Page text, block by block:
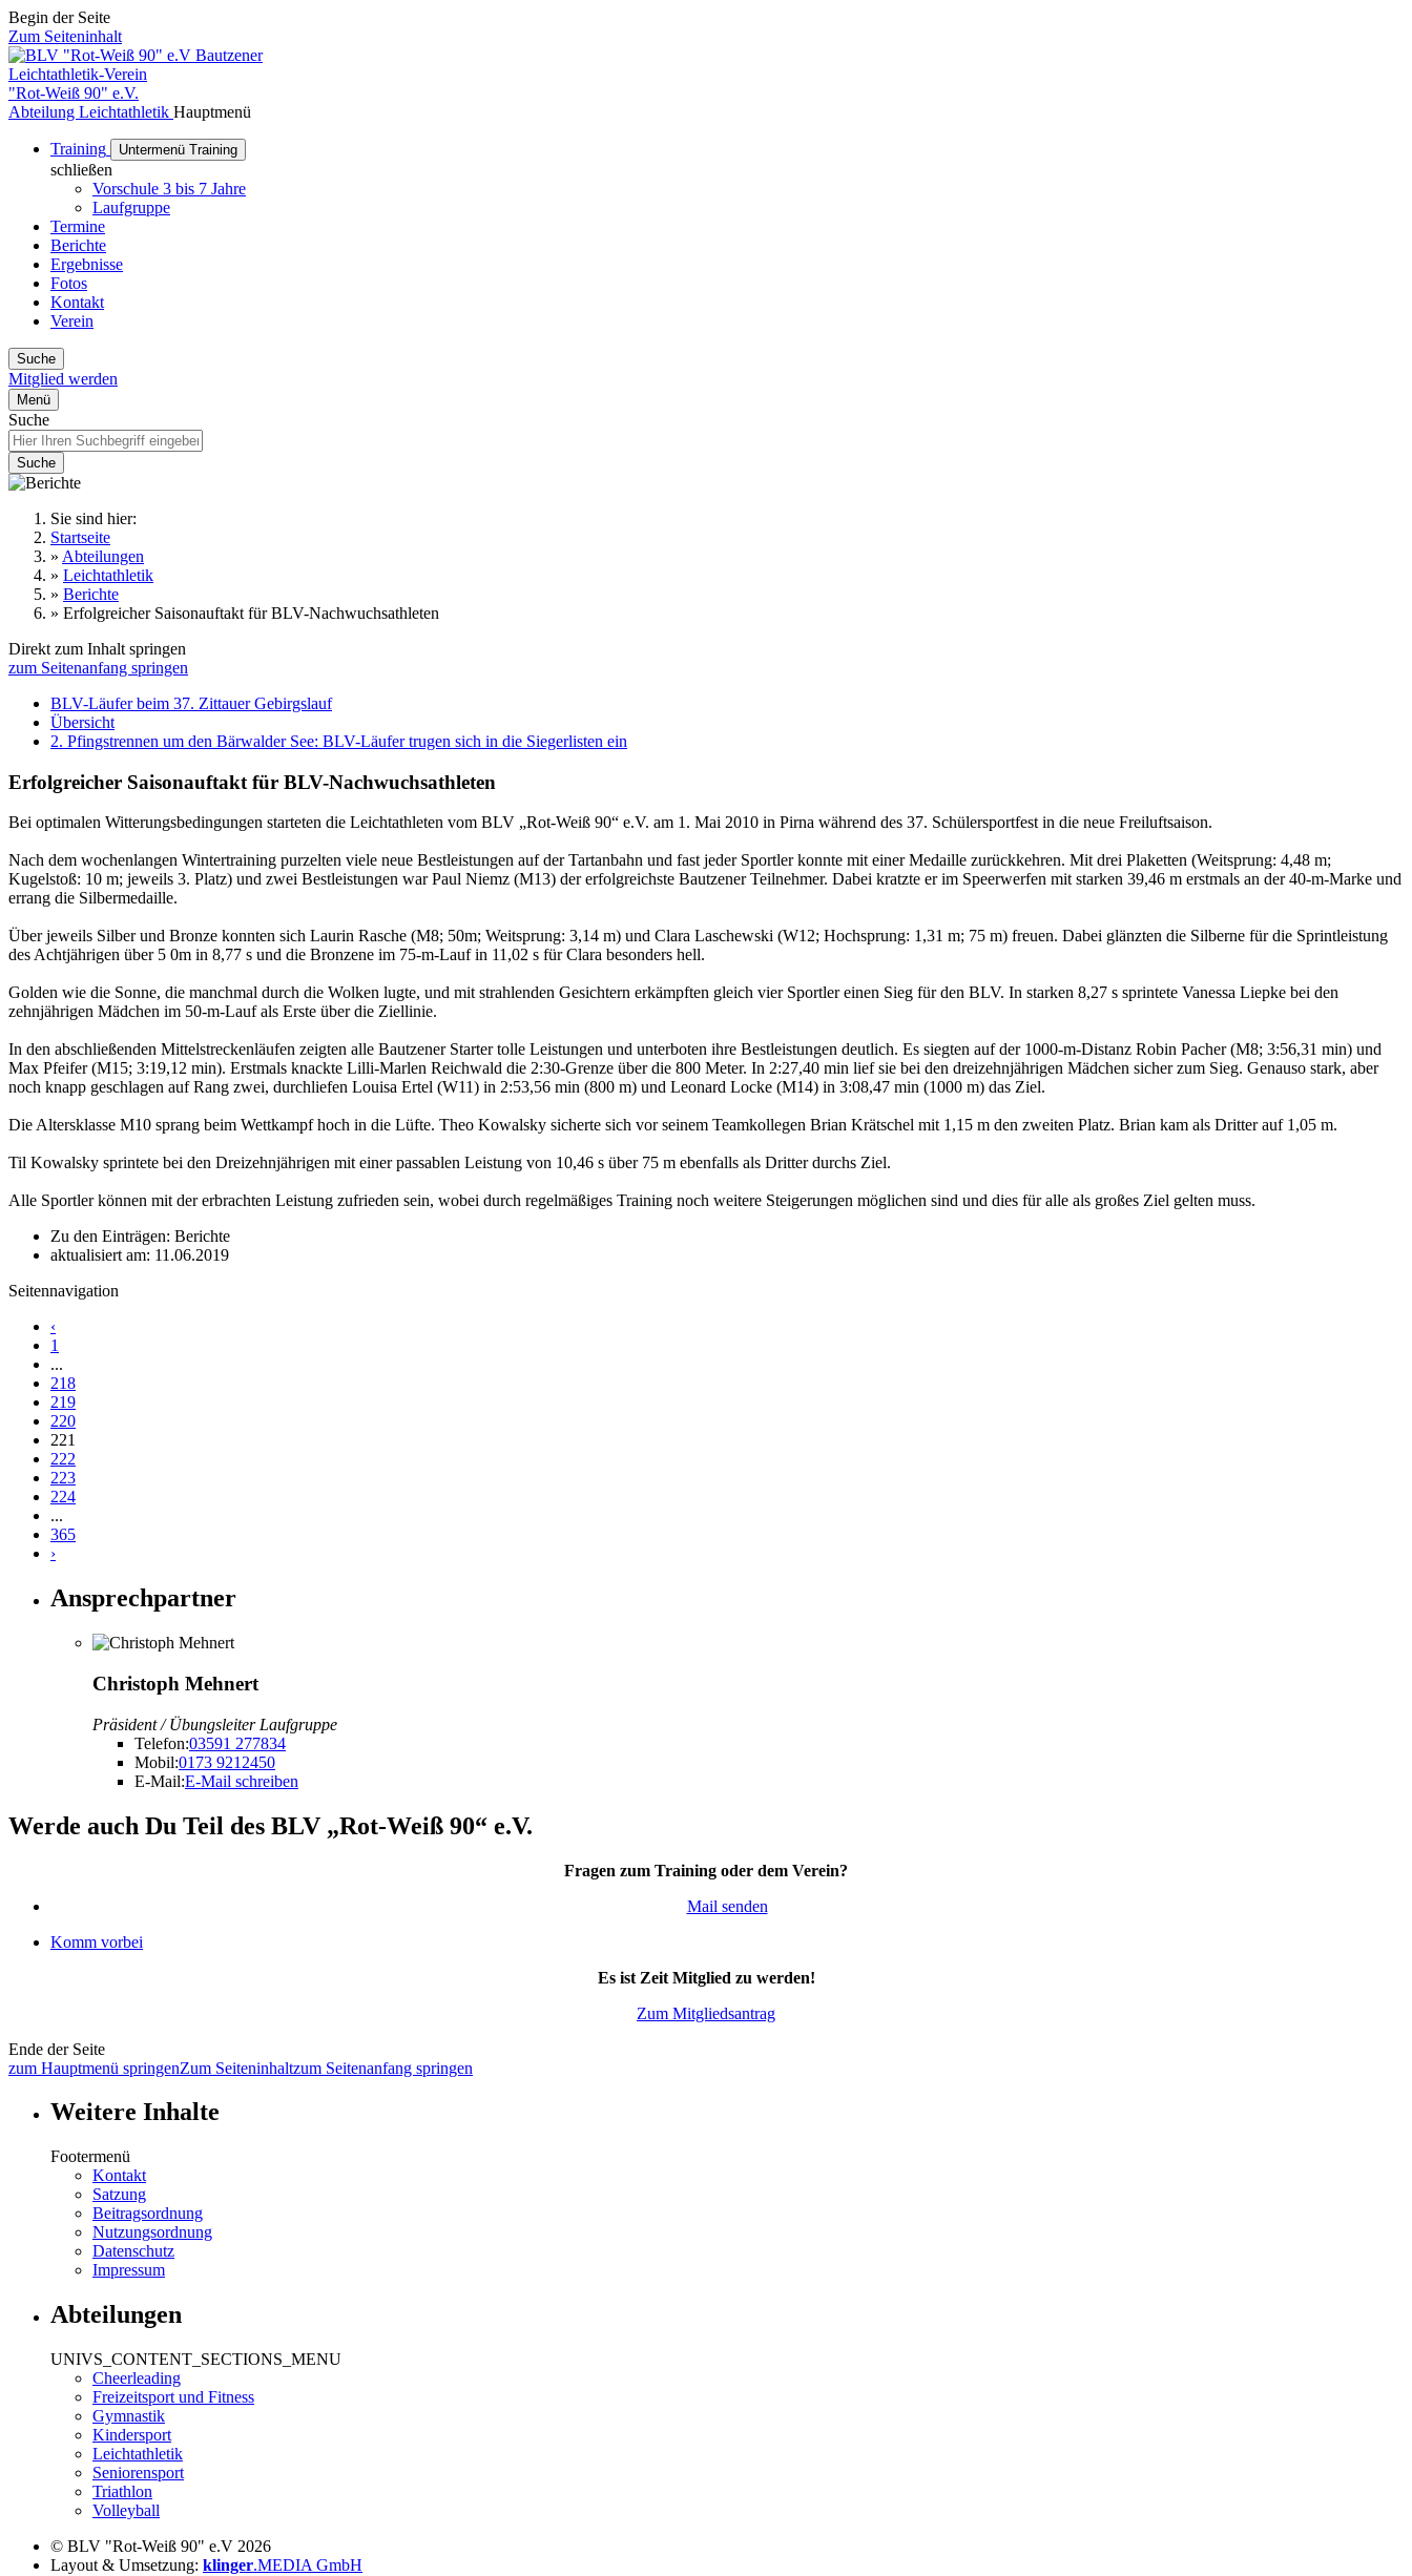
Begin der Seite
Zum Seiteninhalt
Bautzener
Leichtathletik-Verein
"Rot-Weiß 90" e.V.
Abteilung Leichtathletik Hauptmenü
Training Untermenü Training
schließen
Vorschule 3 bis 7 Jahre
Laufgruppe
Termine
Berichte
Ergebnisse
Fotos
Kontakt
Verein
Suche
Mitglied werden
Menü
Suche
Suche
Sie sind hier:
Startseite
» Abteilungen
» Leichtathletik
» Berichte
» Erfolgreicher Saisonauftakt für BLV-Nachwuchsathleten
Direkt zum Inhalt springen
zum Seitenanfang springen
BLV-Läufer beim 37. Zittauer Gebirgslauf
Übersicht
2. Pfingstrennen um den Bärwalder See: BLV-Läufer trugen sich in die Siegerlisten ein
Erfolgreicher Saisonauftakt für BLV-Nachwuchsathleten
Bei optimalen Witterungsbedingungen starteten die Leichtathleten vom BLV „Rot-Weiß 90“ e.V. am 1. Mai 2010 in Pirna während des 37. Schülersportfest in die neue Freiluftsaison.
Nach dem wochenlangen Wintertraining purzelten viele neue Bestleistungen auf der Tartanbahn und fast jeder Sportler konnte mit einer Medaille zurückkehren. Mit drei Plaketten (Weitsprung: 4,48 m;
Kugelstoß: 10 m; jeweils 3. Platz) und zwei Bestleistungen war Paul Niemz (M13) der erfolgreichste Bautzener Teilnehmer. Dabei kratzte er im Speerwerfen mit starken 39,46 m erstmals an der 40-m-Marke und
errang die Silbermedaille.
Über jeweils Silber und Bronze konnten sich Laurin Rasche (M8; 50m; Weitsprung: 3,14 m) und Clara Laschewski (W12; Hochsprung: 1,31 m; 75 m) freuen. Dabei glänzten die Silberne für die Sprintleistung
des Achtjährigen über 5 0m in 8,77 s und die Bronzene im 75-m-Lauf in 11,02 s für Clara besonders hell.
Golden wie die Sonne, die manchmal durch die Wolken lugte, und mit strahlenden Gesichtern erkämpften gleich vier Sportler einen Sieg für den BLV. In starken 8,27 s sprintete Vanessa Liepke bei den
zehnjährigen Mädchen im 50-m-Lauf als Erste über die Ziellinie.
In den abschließenden Mittelstreckenläufen zeigten alle Bautzener Starter tolle Leistungen und unterboten ihre Bestleistungen deutlich. Es siegten auf der 1000-m-Distanz Robin Pacher (M8; 3:56,31 min) und
Max Pfeifer (M15; 3:19,12 min). Erstmals knackte Lilli-Marlen Reichwald die 2:30-Grenze über die 800 Meter. In 2:27,40 min lief sie bei den dreizehnjährigen Mädchen sicher zum Sieg. Genauso stark, aber
noch knapp geschlagen auf Rang zwei, durchliefen Louisa Ertel (W11) in 2:53,56 min (800 m) und Leonard Locke (M14) in 3:08,47 min (1000 m) das Ziel.
Die Altersklasse M10 sprang beim Wettkampf hoch in die Lüfte. Theo Kowalsky sicherte sich vor seinem Teamkollegen Brian Krätschel mit 1,15 m den zweiten Platz. Brian kam als Dritter auf 1,05 m.
Til Kowalsky sprintete bei den Dreizehnjährigen mit einer passablen Leistung von 10,46 s über 75 m ebenfalls als Dritter durchs Ziel.
Alle Sportler können mit der erbrachten Leistung zufrieden sein, wobei durch regelmäßiges Training noch weitere Steigerungen möglichen sind und dies für alle als großes Ziel gelten muss.
Zu den Einträgen: Berichte
aktualisiert am: 11.06.2019
Seitennavigation
‹
1
...
218
219
220
221
222
223
224
...
365
›
Ansprechpartner
Christoph Mehnert
Präsident / Übungsleiter Laufgruppe
Telefon:03591 277834
Mobil:0173 9212450
E-Mail:E-Mail schreiben
Werde auch Du Teil des BLV „Rot-Weiß 90“ e.V.
Fragen zum Training oder dem Verein?
Mail senden
Komm vorbei
Es ist Zeit Mitglied zu werden!
Zum Mitgliedsantrag
Ende der Seite
zum Hauptmenü springenZum Seiteninhaltzum Seitenanfang springen
Weitere Inhalte
Footermenü
Kontakt
Satzung
Beitragsordnung
Nutzungsordnung
Datenschutz
Impressum
Abteilungen
UNIVS_CONTENT_SECTIONS_MENU
Cheerleading
Freizeitsport und Fitness
Gymnastik
Kindersport
Leichtathletik
Seniorensport
Triathlon
Volleyball
© BLV "Rot-Weiß 90" e.V 2026
Layout & Umsetzung: klinger.MEDIA GmbH